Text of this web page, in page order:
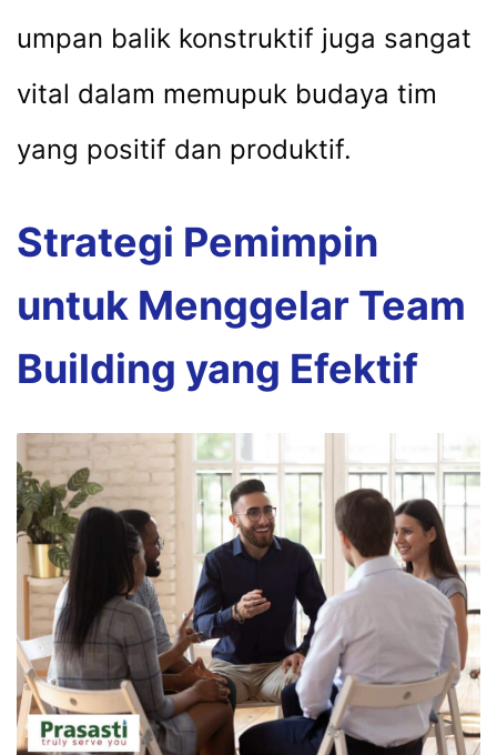
umpan balik konstruktif juga sangat
vital dalam memupuk budaya tim
yang positif dan produktif.
Strategi Pemimpin
untuk Menggelar Team
Building yang Efektif